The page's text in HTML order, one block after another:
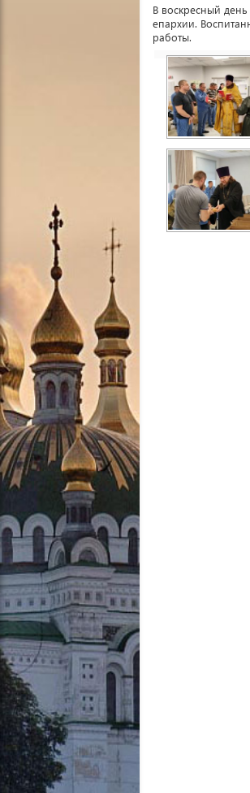
В воскресный
епархии.
работы.